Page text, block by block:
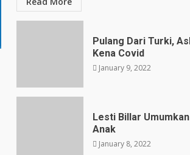
Pulang Dari Turki,
Kena Covid
January 9, 2022
Lesti Billar
Anak
January 8, 2022